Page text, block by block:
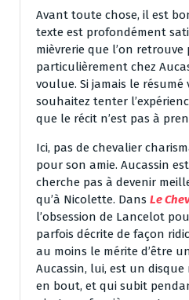
Avant toute chose, il est
texte est profondément
mièvrerie que l’on retrouve
particulièrement chez
voulue. Si jamais le
souhaitez tenter
que le récit n’est pas à
Ici, pas de chevalier
pour son amie. Aucassin
cherche pas à devenir
qu’à Nicolette. Dans Le
l’obsession de Lancelot
parfois décrite de façon
au moins le mérite d’être
Aucassin, lui, est un
en bout, et qui subit